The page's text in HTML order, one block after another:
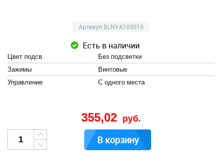
Артикул BLNVA105016
Есть в наличии
Цвет подсв.
Без подсветки
Зажимы
Винтовые
Управление
С одного места
355,02 руб.
В корзину